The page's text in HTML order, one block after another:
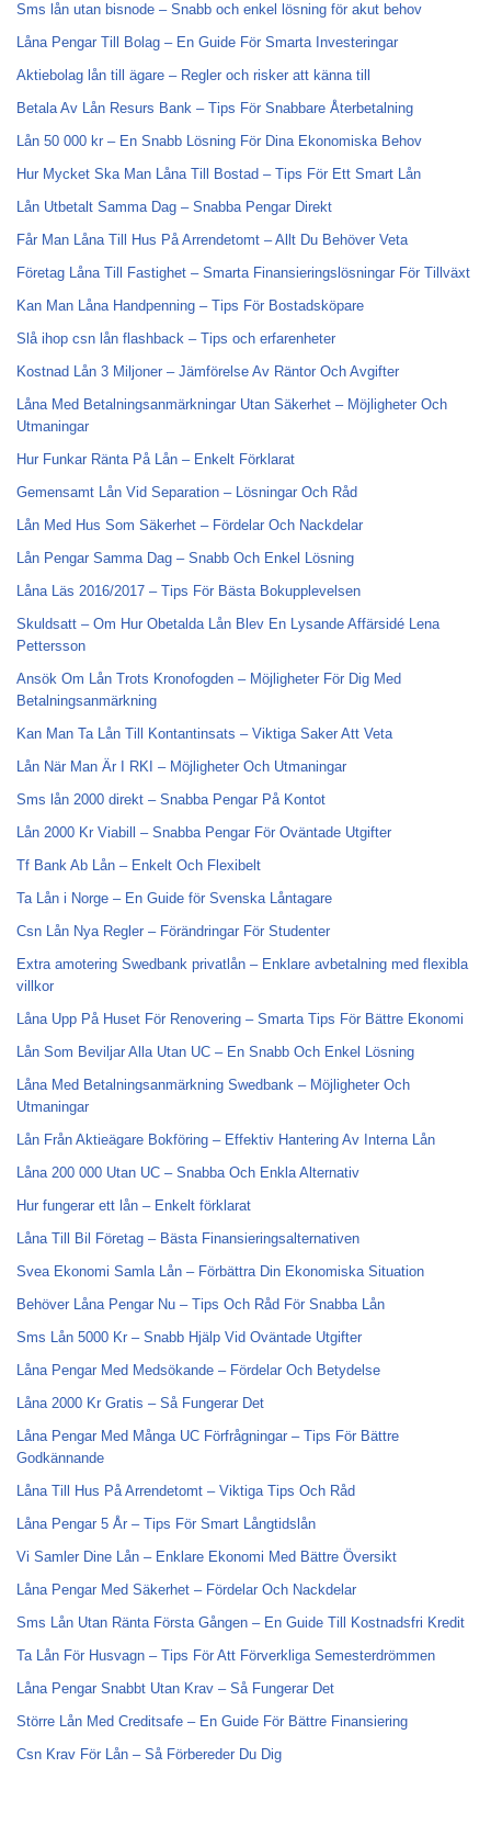
Sms lån utan bisnode – Snabb och enkel lösning för akut behov
Låna Pengar Till Bolag – En Guide För Smarta Investeringar
Aktiebolag lån till ägare – Regler och risker att känna till
Betala Av Lån Resurs Bank – Tips För Snabbare Återbetalning
Lån 50 000 kr – En Snabb Lösning För Dina Ekonomiska Behov
Hur Mycket Ska Man Låna Till Bostad – Tips För Ett Smart Lån
Lån Utbetalt Samma Dag – Snabba Pengar Direkt
Får Man Låna Till Hus På Arrendetomt – Allt Du Behöver Veta
Företag Låna Till Fastighet – Smarta Finansieringslösningar För Tillväxt
Kan Man Låna Handpenning – Tips För Bostadsköpare
Slå ihop csn lån flashback – Tips och erfarenheter
Kostnad Lån 3 Miljoner – Jämförelse Av Räntor Och Avgifter
Låna Med Betalningsanmärkningar Utan Säkerhet – Möjligheter Och
Utmaningar
Hur Funkar Ränta På Lån – Enkelt Förklarat
Gemensamt Lån Vid Separation – Lösningar Och Råd
Lån Med Hus Som Säkerhet – Fördelar Och Nackdelar
Lån Pengar Samma Dag – Snabb Och Enkel Lösning
Låna Läs 2016/2017 – Tips För Bästa Bokupplevelsen
Skuldsatt – Om Hur Obetalda Lån Blev En Lysande Affärsidé Lena
Pettersson
Ansök Om Lån Trots Kronofogden – Möjligheter För Dig Med
Betalningsanmärkning
Kan Man Ta Lån Till Kontantinsats – Viktiga Saker Att Veta
Lån När Man Är I RKI – Möjligheter Och Utmaningar
Sms lån 2000 direkt – Snabba Pengar På Kontot
Lån 2000 Kr Viabill – Snabba Pengar För Oväntade Utgifter
Tf Bank Ab Lån – Enkelt Och Flexibelt
Ta Lån i Norge – En Guide för Svenska Låntagare
Csn Lån Nya Regler – Förändringar För Studenter
Extra amotering Swedbank privatlån – Enklare avbetalning med flexibla
villkor
Låna Upp På Huset För Renovering – Smarta Tips För Bättre Ekonomi
Lån Som Beviljar Alla Utan UC – En Snabb Och Enkel Lösning
Låna Med Betalningsanmärkning Swedbank – Möjligheter Och
Utmaningar
Lån Från Aktieägare Bokföring – Effektiv Hantering Av Interna Lån
Låna 200 000 Utan UC – Snabba Och Enkla Alternativ
Hur fungerar ett lån – Enkelt förklarat
Låna Till Bil Företag – Bästa Finansieringsalternativen
Svea Ekonomi Samla Lån – Förbättra Din Ekonomiska Situation
Behöver Låna Pengar Nu – Tips Och Råd För Snabba Lån
Sms Lån 5000 Kr – Snabb Hjälp Vid Oväntade Utgifter
Låna Pengar Med Medsökande – Fördelar Och Betydelse
Låna 2000 Kr Gratis – Så Fungerar Det
Låna Pengar Med Många UC Förfrågningar – Tips För Bättre
Godkännande
Låna Till Hus På Arrendetomt – Viktiga Tips Och Råd
Låna Pengar 5 År – Tips För Smart Långtidslån
Vi Samler Dine Lån – Enklare Ekonomi Med Bättre Översikt
Låna Pengar Med Säkerhet – Fördelar Och Nackdelar
Sms Lån Utan Ränta Första Gången – En Guide Till Kostnadsfri Kredit
Ta Lån För Husvagn – Tips För Att Förverkliga Semesterdrömmen
Låna Pengar Snabbt Utan Krav – Så Fungerar Det
Större Lån Med Creditsafe – En Guide För Bättre Finansiering
Csn Krav För Lån – Så Förbereder Du Dig